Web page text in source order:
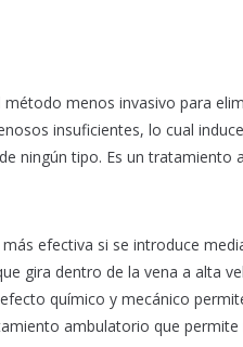
menos invasivo para
insuficientes, lo cual
ningún tipo. Es un tratamiento
efectiva si se introduce
gira dentro de la vena a alta
químico y mecánico
ambulatorio que permite